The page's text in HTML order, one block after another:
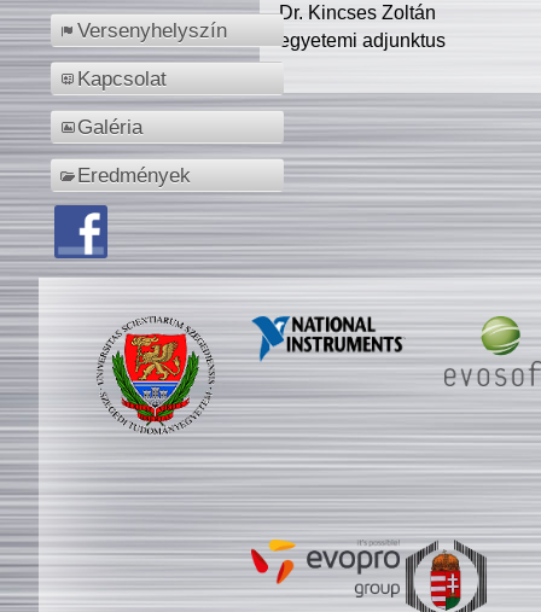
Versenyhelyszín
Kapcsolat
Galéria
Eredmények
Dr. Kincses Zoltán
egyetemi adjunktus